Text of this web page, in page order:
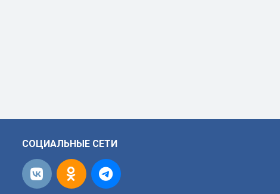
СОЦИАЛЬНЫЕ СЕТИ